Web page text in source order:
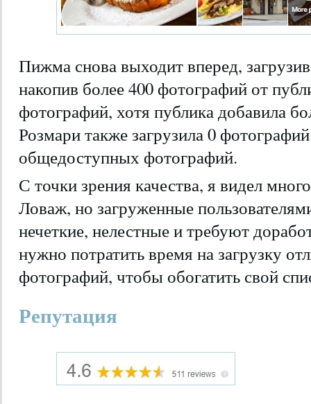
Пижма снова выходит вперед,
накопив более 400 фотографий от
фотографий, хотя публика добавила
Розмари также загрузила 0
общедоступных фотографий.
С точки зрения качества, я видел
Ловаж, но загруженные
нечеткие, нелестные и требуют
нужно потратить время на загрузку
фотографий, чтобы обогатить свой
Репутация